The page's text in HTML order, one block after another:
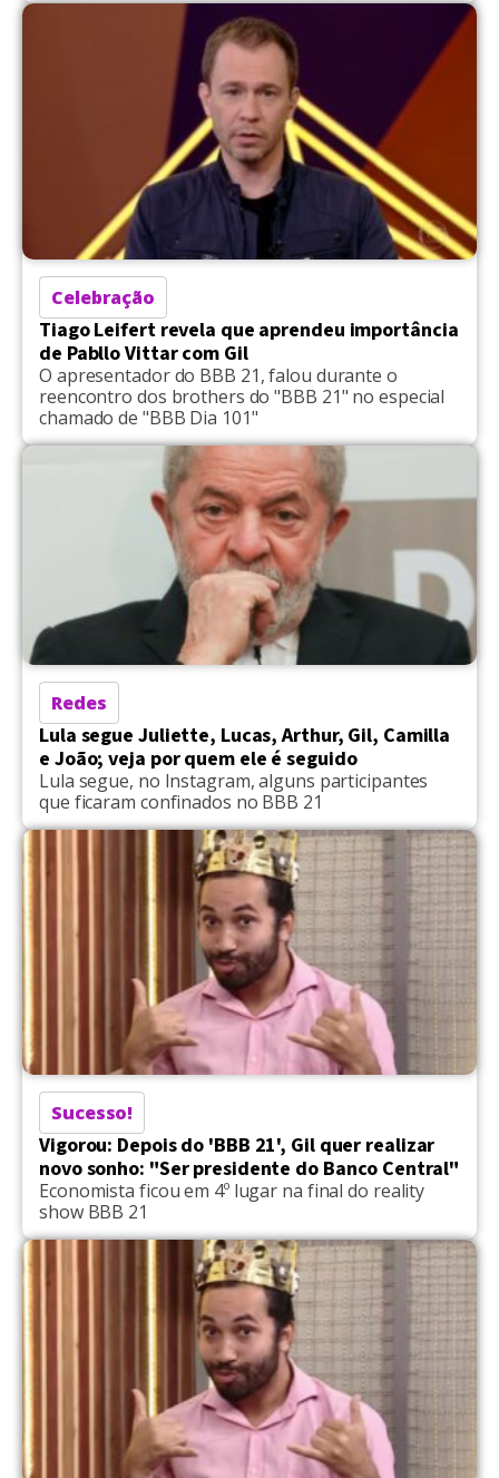
Celebração
Tiago Leifert revela que aprendeu importância
de Pabllo Vittar com Gil
O apresentador do BBB 21, falou durante o
reencontro dos brothers do "BBB 21" no especial
chamado de "BBB Dia 101"
Redes
Lula segue Juliette, Lucas, Arthur, Gil, Camilla
e João; veja por quem ele é seguido
Lula segue, no Instagram, alguns participantes
que ficaram confinados no BBB 21
Sucesso!
Vigorou: Depois do 'BBB 21', Gil quer realizar
novo sonho: "Ser presidente do Banco Central"
Economista ficou em 4º lugar na final do reality
show BBB 21